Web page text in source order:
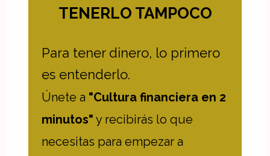
TENERLO TAMPOCO
Para tener dinero, lo primero
es entenderlo.
Únete a "Cultura financiera en 2
minutos" y recibirás lo que
necesitas para empezar a